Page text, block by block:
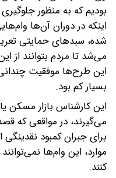
بودیم که به منظور
اینکه در دوران آن‌ها
شده، سبدهای حمایتی
می‌شد تا مردم بتوانند از
این طرح‌ها موفقیت
بسیار کم بود.
این کارشناس بازار مسکن
می‌گیرند، در مواقعی که
برای جبران کمبود نقدینگی
موارد، این وام‌ها
کنند.